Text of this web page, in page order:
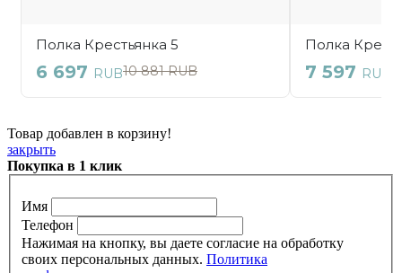
Товар добавлен в корзину!
закрыть
Покупка в 1 клик
Имя
Телефон
Нажимая на кнопку, вы даете согласие на обработку
своих персональных данных. Политика